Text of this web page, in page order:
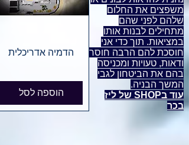
משפצים את החלום
שלהם לפני שהם
מתחילים לבנות אותו
במציאות. תוך כדי אני
חוסכת להם הרבה חוסר
ודאות, טעויות ומכניסה
בהם את הביטחון לגבי
המשך הבניה.
עוד בSHOP של ליז
בכר
הדמיה אדריכלית
הוספה לסל